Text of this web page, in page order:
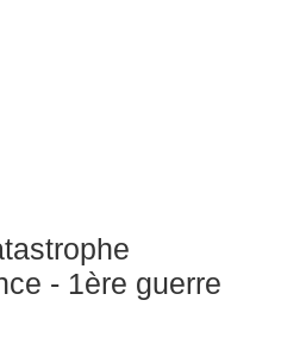
- 1ère guerre